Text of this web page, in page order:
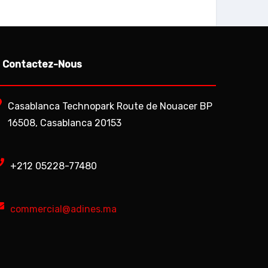
Contactez-Nous
Casablanca Technopark Route de Nouacer BP
16508, Casablanca 20153
+212 05228-77480
commercial@adines.ma